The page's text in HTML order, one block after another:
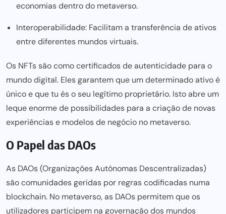
economias dentro do metaverso.
Interoperabilidade: Facilitam a transferência de ativos
entre diferentes mundos virtuais.
Os NFTs são como certificados de autenticidade para o
mundo digital. Eles garantem que um determinado ativo é
único e que tu és o seu legítimo proprietário. Isto abre um
leque enorme de possibilidades para a criação de novas
experiências e modelos de negócio no metaverso.
O Papel das DAOs
As DAOs (Organizações Autónomas Descentralizadas)
são comunidades geridas por regras codificadas numa
blockchain. No metaverso, as DAOs permitem que os
utilizadores participem na governação dos mundos